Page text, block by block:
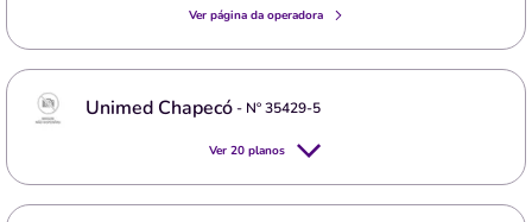
Ver página da operadora
Unimed Chapecó- Nº35429-5
Ver 20 planos